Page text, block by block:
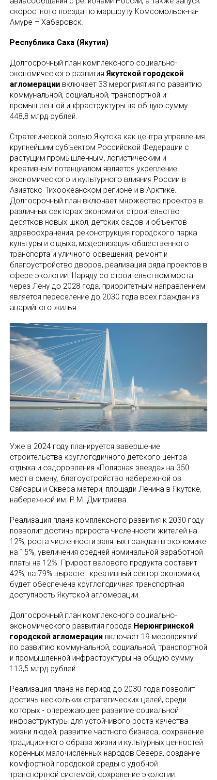
скоростного поезда по маршруту Комсомольск-на-
Амуре – Хабаровск.
Республика Саха (Якутия)
Долгосрочный план комплексного социально-
экономического развития Якутской городской
агломерации включает 33 мероприятия по развитию
коммунальной, социальной, транспортной и
промышленной инфраструктуры на общую сумму
448,8 млрд рублей.
Стратегической ролью Якутска как центра управления
крупнейшим субъектом Российской Федерации с
растущим промышленным, логистическим и
креативным потенциалом является укрепление
экономического и культурного влияния России в
Азиатско-Тихоокеанском регионе и в Арктике.
Долгосрочный план включает множество проектов в
различных секторах экономики: строительство
десятков новых школ, детских садов и объектов
здравоохранения, реконструкция городского парка
культуры и отдыха, модернизация общественного
транспорта и уличного освещения, ремонт и
благоустройство дворов, реализация ряда проектов в
сфере экологии. Наряду со строительством моста
через Лену до 2028 года, приоритетным направлением
является переселение до 2030 года всех граждан из
аварийного жилья.
Уже в 2024 году планируется завершение
строительства круглогодичного детского центра
отдыха и оздоровления «Полярная звезда» на 350
мест в смену, благоустройство набережной оз.
Сайсары и Сквера матери, площади Ленина в Якутске,
набережной им. Р.М. Дмитриева.
Реализация плана комплексного развития к 2030 году
позволит достичь прироста численности жителей на
12%, роста численности занятых граждан в экономике
на 15%, увеличения средней номинальной заработной
платы на 12%. Прирост валового продукта составит
42%, на 79% вырастет креативный сектор экономики,
будет обеспечена круглогодичная транспортная
доступность Якутской агломерации.
Долгосрочный план комплексного социально-
экономического развития города Нерюнгринской
городской агломерации включает 19 мероприятий
по развитию коммунальной, социальной, транспортной
и промышленной инфраструктуры на общую сумму
113,5 млрд рублей.
Реализация плана на период до 2030 года позволит
достичь нескольких стратегических целей, среди
которых - опережающее развитие социальной
инфраструктуры для устойчивого роста качества
жизни людей, развитие частного бизнеса, сохранение
традиционного образа жизни и культурных ценностей
коренных малочисленных народов Севера, создание
комфортной городской среды с удобной
транспортной системой, сохранение экологии.